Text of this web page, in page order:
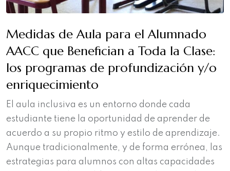
Medidas de Aula para el Alumnado
AACC que Benefician a Toda la Clase:
los programas de profundización y/o
enriquecimiento
El aula inclusiva es un entorno donde cada
estudiante tiene la oportunidad de aprender de
acuerdo a su propio ritmo y estilo de aprendizaje.
Aunque tradicionalmente, y de forma errónea, las
estrategias para alumnos con altas capacidades